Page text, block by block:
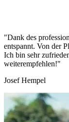
"Dank des
entspannt. Von der
Ich bin sehr
weiterempfehlen!"
Josef Hempel